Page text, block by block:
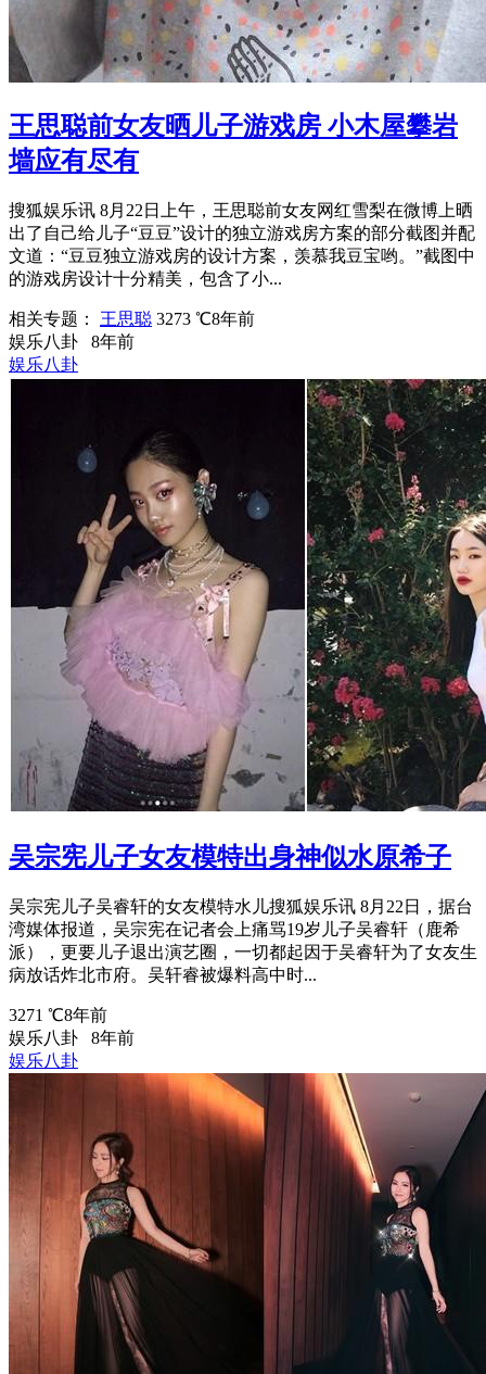
王思聪前女友晒儿子游戏房 小木屋攀岩
墙应有尽有
搜狐娱乐讯 8月22日上午，王思聪前女友网红雪梨在微博上晒
出了自己给儿子“豆豆”设计的独立游戏房方案的部分截图并配
文道：“豆豆独立游戏房的设计方案，羡慕我豆宝哟。”截图中
的游戏房设计十分精美，包含了小...
相关专题： 王思聪 3273 ℃8年前
娱乐八卦
8年前
娱乐八卦
吴宗宪儿子女友模特出身神似水原希子
吴宗宪儿子吴睿轩的女友模特水儿搜狐娱乐讯 8月22日，据台
湾媒体报道，吴宗宪在记者会上痛骂19岁儿子吴睿轩（鹿希
派），更要儿子退出演艺圈，一切都起因于吴睿轩为了女友生
病放话炸北市府。吴轩睿被爆料高中时...
3271 ℃8年前
娱乐八卦
8年前
娱乐八卦